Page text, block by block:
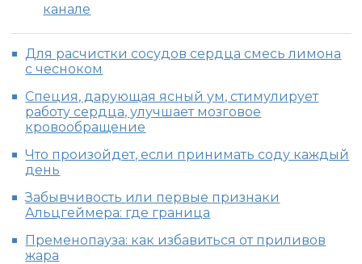
канале
Для расчистки сосудов сердца смесь лимона
с чесноком
Специя, дарующая ясный ум, стимулирует
работу сердца, улучшает мозговое
кровообращение
Что произойдет, если принимать соду каждый
день
Забывчивость или первые признаки
Альцгеймера: где граница
Пременопауза: как избавиться от приливов
жара